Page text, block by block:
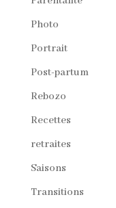
Photo
Portrait
Post-partum
Rebozo
Recettes
retraites
Saisons
Transitions